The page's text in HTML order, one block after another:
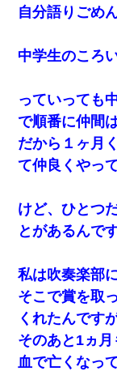
自分語りごめ
中学生のころ
っていっても
で順番に仲間
だから１ヶ月
て仲良くやっ
けど、ひとつ
とがあるんです
私は吹奏楽部
そこで賞を取
くれたんですが
そのあと1ヵ
血で亡くなっ